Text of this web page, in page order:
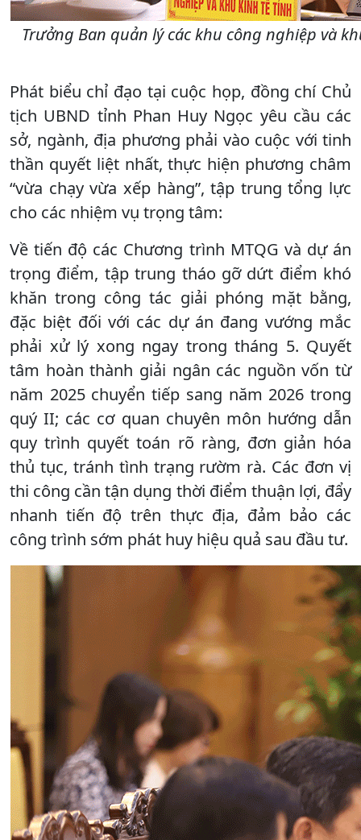
Trưởng Ban quản lý các khu công nghiệp và
Phát biểu chỉ đạo tại cuộc họp, đồng chí Chủ
tịch UBND tỉnh Phan Huy Ngọc yêu cầu các
sở, ngành, địa phương phải vào cuộc với tinh
thần quyết liệt nhất, thực hiện phương châm
“vừa chạy vừa xếp hàng”, tập trung tổng lực
cho các nhiệm vụ trọng tâm:
Về tiến độ các Chương trình MTQG và dự án
trọng điểm, tập trung tháo gỡ dứt điểm khó
khăn trong công tác giải phóng mặt bằng,
đặc biệt đối với các dự án đang vướng mắc
phải xử lý xong ngay trong tháng 5. Quyết
tâm hoàn thành giải ngân các nguồn vốn từ
năm 2025 chuyển tiếp sang năm 2026 trong
quý II; các cơ quan chuyên môn hướng dẫn
quy trình quyết toán rõ ràng, đơn giản hóa
thủ tục, tránh tình trạng rườm rà. Các đơn vị
thi công cần tận dụng thời điểm thuận lợi, đẩy
nhanh tiến độ trên thực địa, đảm bảo các
công trình sớm phát huy hiệu quả sau đầu tư.